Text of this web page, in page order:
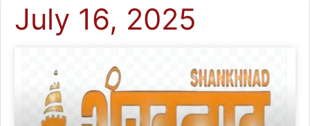
July 16, 2025